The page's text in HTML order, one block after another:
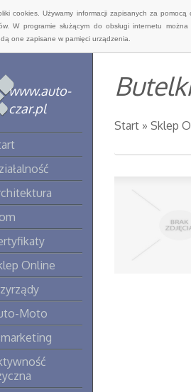
cookies. Używamy informacji zapisanych za
W programie służącym do obsługi internetu
one zapisane w pamięci urządzenia.
www.auto-
czar.pl
Online
Moto
Start » Sklep